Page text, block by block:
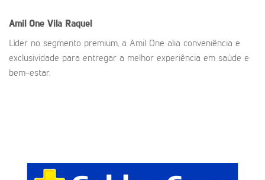
Amil One Vila Raquel
Líder no segmento premium, a Amil One alia conveniência e
exclusividade para entregar a melhor experiência em saúde e
bem-estar.